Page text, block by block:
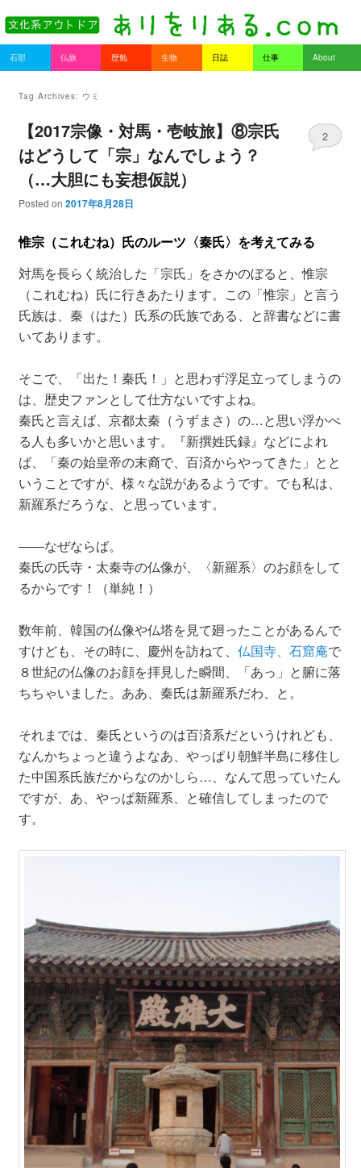
Main menu
Skip to primary content
Skip to secondary content
石部 仏旅 歴勉 生物 日誌 仕事 About
Tag Archives: ウミ
【2017宗像・対馬・壱岐旅】⑧宗氏
はどうして「宗」なんでしょう？
（…大胆にも妄想仮説）
Posted on 2017年8月28日
2
惟宗（これむね）氏のルーツ〈秦氏〉を考えてみる
対馬を長らく統治した「宗氏」をさかのぼると、惟宗
（これむね）氏に行きあたります。この「惟宗」と言う
氏族は、秦（はた）氏系の氏族である、と辞書などに書
いてあります。
そこで、「出た！秦氏！」と思わず浮足立ってしまうの
は、歴史ファンとして仕方ないですよね。
秦氏と言えば、京都太秦（うずまさ）の…と思い浮かべ
る人も多いかと思います。『新撰姓氏録』などによれ
ば、「秦の始皇帝の末裔で、百済からやってきた」とと
いうことですが、様々な説があるようです。でも私は、
新羅系だろうな、と思っています。
――なぜならば。
秦氏の氏寺・太秦寺の仏像が、〈新羅系〉のお顔をして
るからです！（単純！）
数年前、韓国の仏像や仏塔を見て廻ったことがあるんで
すけども、その時に、慶州を訪ねて、 仏国寺、石窟庵で
８世紀の仏像のお顔を拝見した瞬間、「あっ」と腑に落
ちちゃいました。ああ、秦氏は新羅系だわ、と。
それまでは、秦氏というのは百済系だというけれども、
なんかちょっと違うよなあ、やっぱり朝鮮半島に移住し
た中国系氏族だからなのかしら…、なんて思っていたん
ですが、あ、やっぱ新羅系、と確信してしまったので
す。